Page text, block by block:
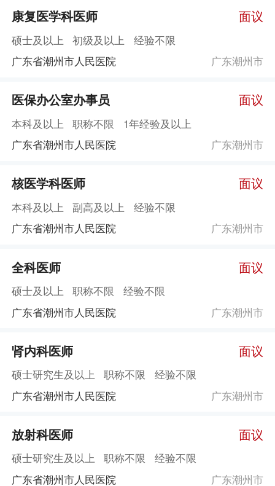
康复医学科医师 面议
硕士及以上 初级及以上
经验不限
广东省潮州市人民医院
广东潮州市
医保办公室办事员 面议
本科及以上 职称不限
1年经验及以上
广东省潮州市人民医院
广东潮州市
核医学科医师 面议
本科及以上 副高及以上
经验不限
广东省潮州市人民医院
广东潮州市
全科医师 面议
硕士及以上 职称不限
经验不限
广东省潮州市人民医院
广东潮州市
肾内科医师 面议
硕士研究生及以上 职称不限
经验不限
广东省潮州市人民医院
广东潮州市
放射科医师 面议
硕士研究生及以上 职称不限
经验不限
广东省潮州市人民医院
广东潮州市